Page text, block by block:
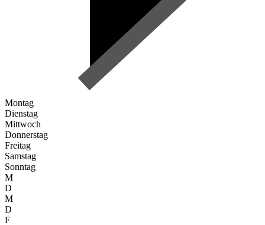
Montag
Dienstag
Mittwoch
Donnerstag
Freitag
Samstag
Sonntag
M
D
M
D
F